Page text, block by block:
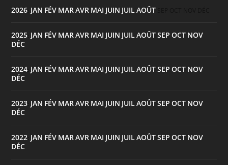
2026 JAN FÉV MARAVR MAI JUIN JUILAOÛT
2025 JAN FÉV MARAVR MAI JUIN JUILAOÛTSEP OCT NOV
DÉC
2024 JAN FÉV MARAVR MAI JUIN JUILAOÛTSEP OCT NOV
DÉC
2023 JAN FÉV MARAVR MAI JUIN JUILAOÛTSEP OCT NOV
DÉC
2022 JAN FÉV MARAVR MAI JUIN JUILAOÛTSEP OCT NOV
DÉC